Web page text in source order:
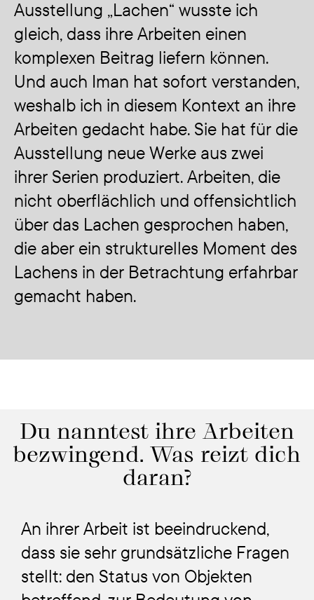
Ausstellung „Lachen“ wusste ich
gleich, dass ihre Arbeiten einen
komplexen Beitrag liefern können.
Und auch Iman hat sofort verstanden,
weshalb ich in diesem Kontext an ihre
Arbeiten gedacht habe. Sie hat für die
Ausstellung neue Werke aus zwei
ihrer Serien produziert. Arbeiten, die
nicht oberflächlich und offensichtlich
über das Lachen gesprochen haben,
die aber ein strukturelles Moment des
Lachens in der Betrachtung erfahrbar
gemacht haben.
Du nanntest ihre Arbeiten
bezwingend. Was reizt dich
daran?
An ihrer Arbeit ist beeindruckend,
dass sie sehr grundsätzliche Fragen
stellt: den Status von Objekten